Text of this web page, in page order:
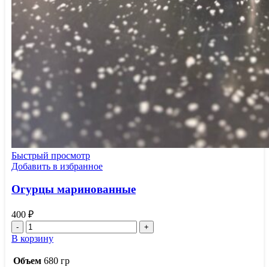
Быстрый просмотр
Добавить в избранное
Огурцы маринованные
400 ₽
Количество
товара
Огурцы
маринованные
В корзину
Объем 680 гр